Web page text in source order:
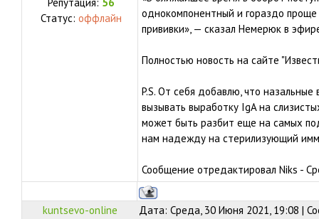
Статус: оффлайн
однокомпонентный и гораздо проще
прививки», — сказал Немерюк в
Полностью новость на сайте
P.S. От себя добавлю, что
вызывать выработку IgA на
может быть разбит еще на самых
нам надежду на стерилизующий
Сообщение отредактировал Niks -
kuntsevo-online Дата: Среда, 30 Июня 2021, 19:08 |